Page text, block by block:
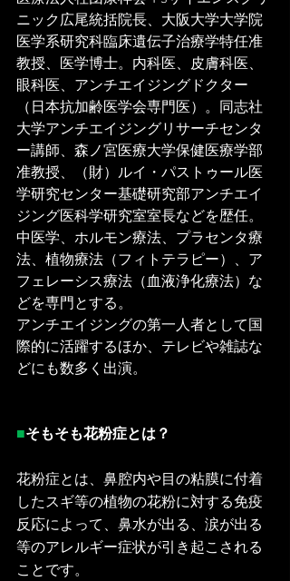
ニック広尾統括院長、大阪大学大学院
医学系研究科臨床遺伝子治療学特任准
教授、医学博士。内科医、皮膚科医、
眼科医、アンチエイジングドクター
（日本抗加齢医学会専門医）。同志社
大学アンチエイジングリサーチセンタ
ー講師、森ノ宮医療大学保健医療学部
准教授、（財）ルイ・パストゥール医
学研究センター基礎研究部アンチエイ
ジング医科学研究室室長などを歴任。
中医学、ホルモン療法、プラセンタ療
法、植物療法（フィトテラピー）、ア
フェレーシス療法（血液浄化療法）な
どを専門とする。
アンチエイジングの第一人者として国
際的に活躍するほか、テレビや雑誌な
どにも数多く出演。
■そもそも花粉症とは？
花粉症とは、鼻腔内や目の粘膜に付着
したスギ等の植物の花粉に対する免疫
反応によって、鼻水が出る、涙が出る
等のアレルギー症状が引き起こされる
ことです。